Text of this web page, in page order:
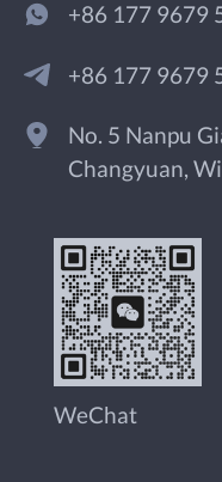
+86 177 9679
+86 177 9679
No. 5 Nanpu
Changyuan,
WeChat